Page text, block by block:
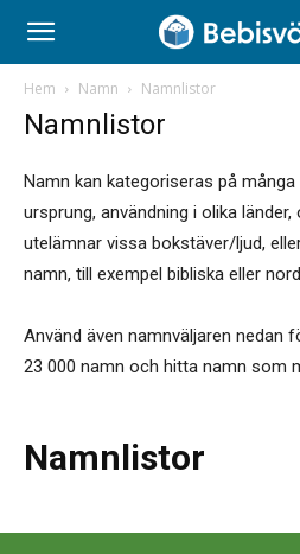
Hem Namn Namnlistor
Namnlistor
Namn kan kategoriseras på
ursprung, användning i olika
utelämnar vissa bokstäver/ljud,
namn, till exempel bibliska eller
Använd även namnväljaren nedan
23 000 namn och hitta namn som
Namnlistor